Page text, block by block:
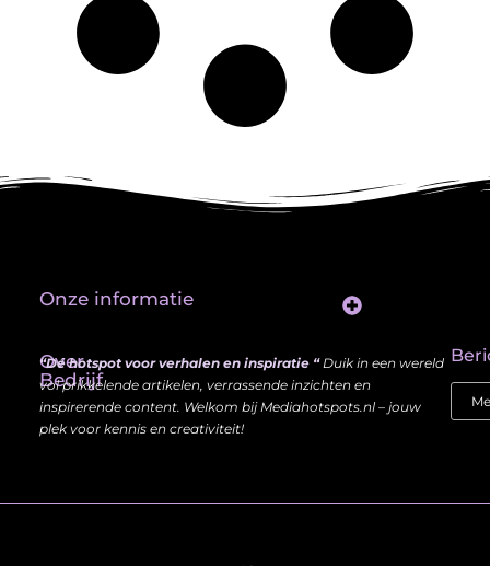
Over
Bedrijf
“Dé hotspot voor verhalen en inspiratie “Duik in een wereld
vol prikkelende artikelen, verrassende inzichten en
inspirerende content. Welkom bij Mediahotspots.nl – jouw
plek voor kennis en creativiteit!
Onze informatie